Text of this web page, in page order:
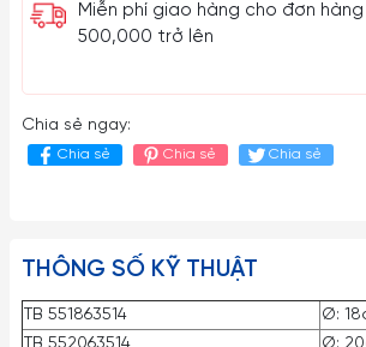
Miễn phí giao hàng cho đơn
500,000 trở lên
Chia sẻ ngay:
Chia sẻ Chia sẻ Chia sẻ
THÔNG SỐ KỸ THUẬT
TB 551863514
Ø:
TB 552063514
Ø: